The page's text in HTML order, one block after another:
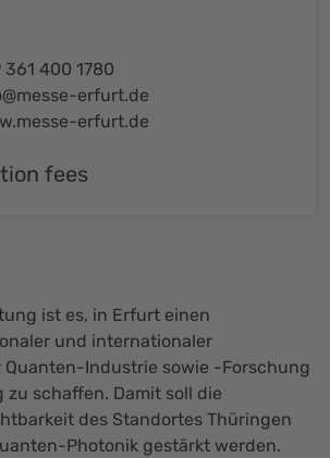
400 1780
erfurt.de
erfurt.de
fees
ist es, in Erfurt einen
und internationaler
Quanten-Industrie sowie -Forschung
schaffen. Damit soll die
des Standortes Thüringen
Photonik gestärkt werden.